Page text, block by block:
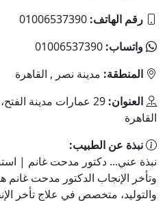
رقم الهاتف: 01006537390
واتساب: 01006537390
المنطقة: مدينة نصر , القاهرة
العنوان:
29 عمارات مدينة
القاهرة
نبذة عن الطبيب:
نبذة عني... دكتور مدحت غانم |
وتأخر الإنجاب الدكتور مدحت
والتوليد، متخصص في علاج تأخر